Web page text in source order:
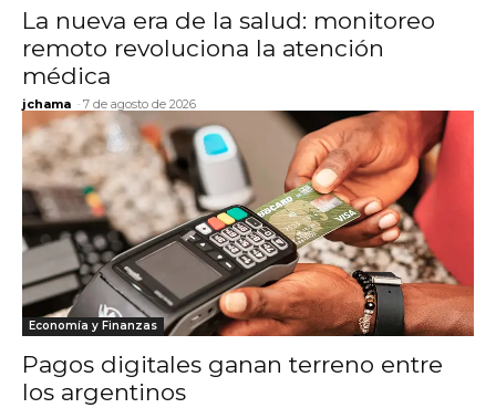
La nueva era de la salud: monitoreo
remoto revoluciona la atención
médica
jchama - 7 de agosto de 2026
Economía y Finanzas
Pagos digitales ganan terreno entre
los argentinos